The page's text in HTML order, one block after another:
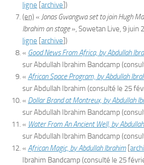
ligne [archive])
(en) « Jonas Gwangwa set to join Hugh
Ibrahim on stage», Sowetan Live,‎ 9 juin
ligne [archive])
« Good News From Africa, by Abdullah
surAbdullah Ibrahim Bandcamp
« African Space Program, by Abdullah
surAbdullah Ibrahim (consulté le 25
« Dollar Brand at Montreux, by Abdullah
surAbdullah Ibrahim Bandcamp
« Water From An Ancient Well, by
surAbdullah Ibrahim Bandcamp
« African Magic, by Abdullah Ibrahim [
Ibrahim Bandcamp (consulté le 25